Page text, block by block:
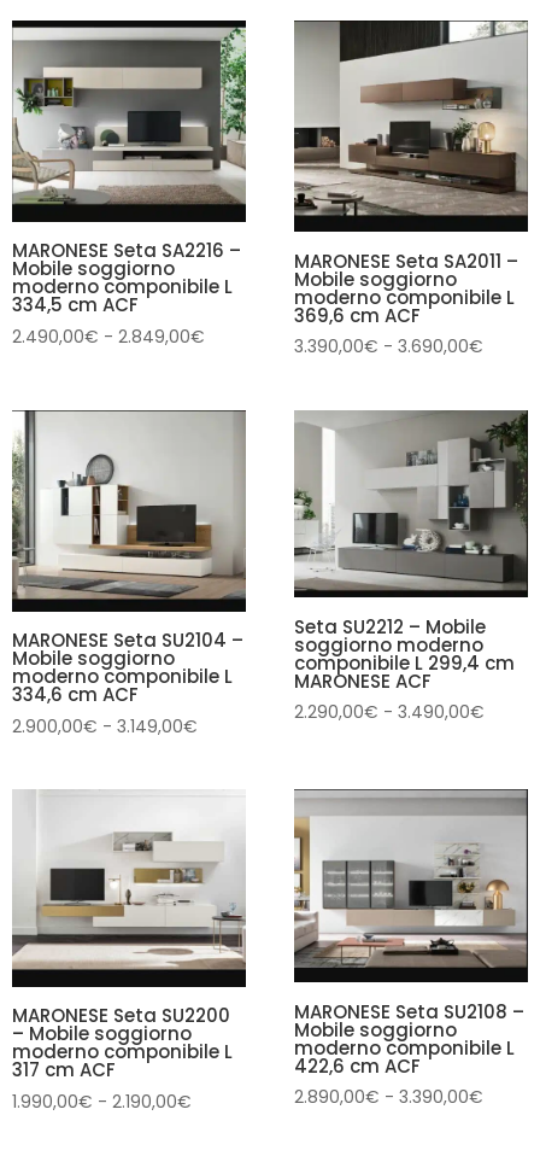
da
2.690,00€
a
2.849,00€
da
a
MARONESE Seta SA2216 –
Mobile soggiorno
moderno componibile L
334,5 cm ACF
2.490,00€ - 2.849,00€
da
MARONESE Seta SA2011 –
Mobile soggiorno
moderno componibile L
369,6 cm ACF
3.390,00€ - 3.690,00€
da
MARONESE Seta SU2104 –
Mobile soggiorno
moderno componibile L
334,6 cm ACF
2.900,00€ - 3.149,00€
2.900,00€
a
3.149,00€
Seta SU2212 – Mobile
soggiorno moderno
componibile L 299,4 cm
MARONESE ACF
2.290,00€ - 3.490,00€
da
MARONESE Seta SU2200
– Mobile soggiorno
moderno componibile L
317 cm ACF
1.990,00€ - 2.190,00€
MARONESE Seta SU2108 –
Mobile soggiorno
moderno componibile L
422,6 cm ACF
2.890,00€ - 3.390,00€